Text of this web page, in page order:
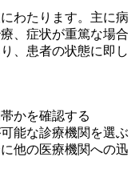
わたります。主に病
、症状が重篤な場合
、患者の状態に即し
かを確認する
能な診療機関を選ぶ
他の医療機関への迅